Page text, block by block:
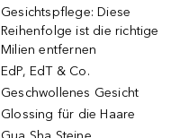
Gesichtspflege: Diese
Reihenfolge ist die richtige
Milien entfernen
EdP, EdT & Co.
Geschwollenes Gesicht
Glossing für die Haare